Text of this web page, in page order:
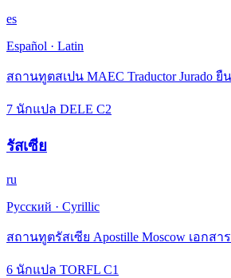
es
Español · Latin
สถานทูตสเปน MAEC Traductor Jurado ยื
7 นักแปล DELE C2
รัสเซีย
ru
Русский · Cyrillic
สถานทูตรัสเซีย Apostille Moscow เอกสาร
6 นักแปล TORFL C1